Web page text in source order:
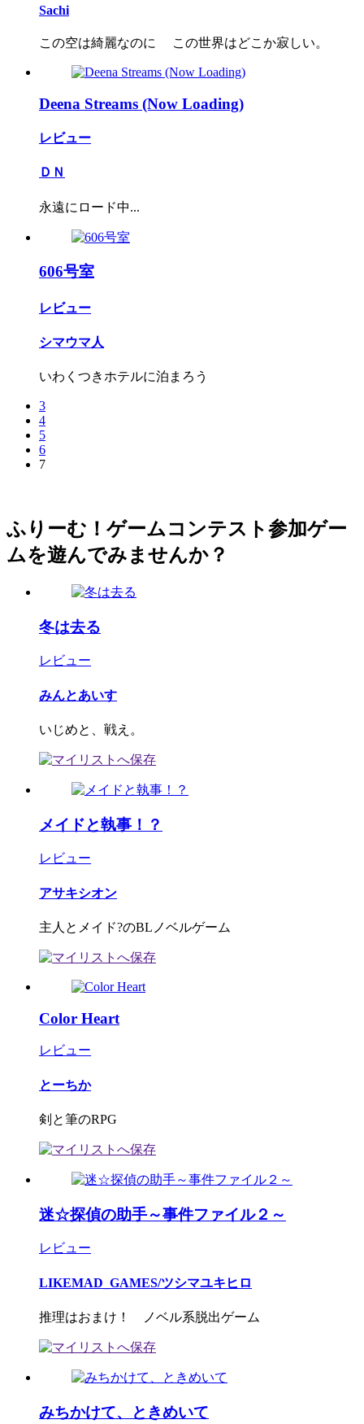
Sachi
この空は綺麗なのに この世界はどこか寂しい。
Deena Streams (Now Loading)
レビュー
ＤＮ
永遠にロード中...
606号室
レビュー
シマウマ人
いわくつきホテルに泊まろう
3
4
5
6
7
ふりーむ！ゲームコンテスト参加ゲー
ムを遊んでみませんか？
冬は去る
レビュー
みんとあいす
いじめと、戦え。
メイドと執事！？
レビュー
アサキシオン
主人とメイド?のBLノベルゲーム
Color Heart
レビュー
とーちか
剣と筆のRPG
迷☆探偵の助手～事件ファイル２～
レビュー
LIKEMAD_GAMES/ツシマユキヒロ
推理はおまけ！ ノベル系脱出ゲーム
みちかけて、ときめいて